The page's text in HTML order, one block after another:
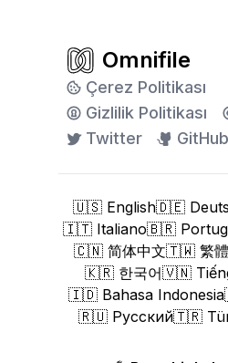
Omnifile
Çerez Politikası
Gizlilik Politikası
Twitter
GitHub
🇺🇸 English🇩🇪
🇮🇹 Italiano🇧🇷
🇨🇳 简体中文🇹🇼 繁體
🇰🇷 한국어🇻🇳
🇮🇩 Bahasa Indonesia
🇷🇺 Русский🇹🇷